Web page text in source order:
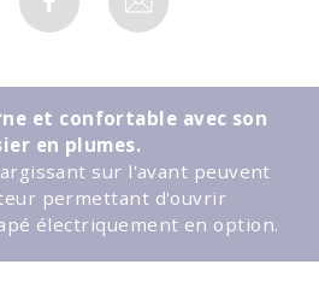
et confortable avec son
en plumes.
sur l'avant peuvent
permettant d'ouvrir
électriquement en option.